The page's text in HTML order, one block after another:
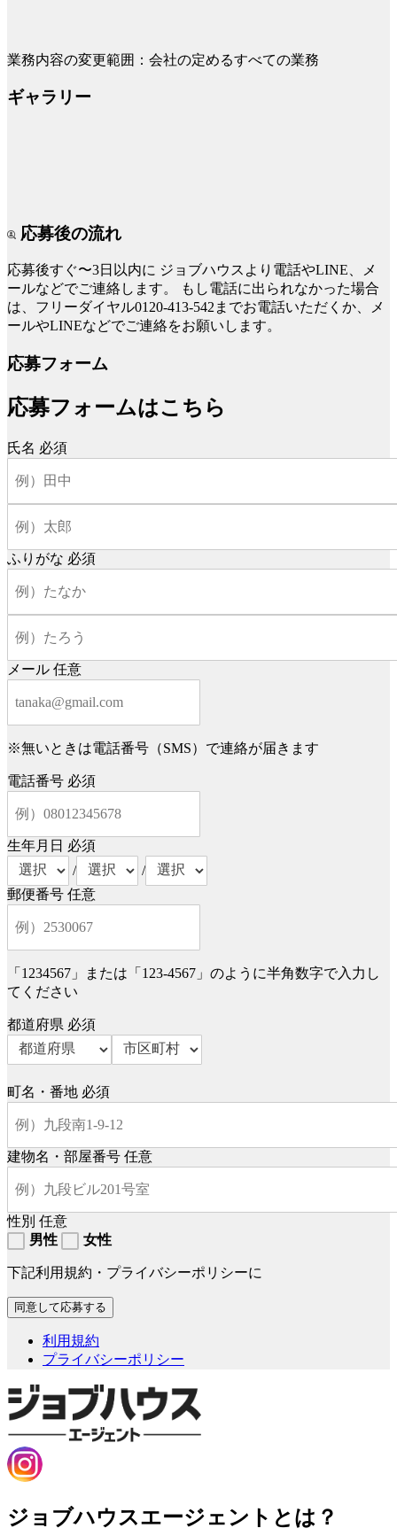
業務内容の変更範囲：会社の定めるすべての業務
ギャラリー
応募後の流れ
応募後すぐ〜3日以内に ジョブハウスより電話やLINE、メ
ールなどでご連絡します。
もし電話に出られなかった場合
は、フリーダイヤル0120-413-542までお電話いただくか、メ
ールやLINEなどでご連絡をお願いします。
応募フォーム
応募フォームはこちら
氏名 必須
ふりがな 必須
メール 任意
※無いときは電話番号（SMS）で連絡が届きます
電話番号 必須
生年月日 必須
/
/
郵便番号 任意
「1234567」または「123-4567」のように半角数字で入力し
てください
都道府県 必須
町名・番地 必須
建物名・部屋番号 任意
性別 任意
男性
女性
下記利用規約・プライバシーポリシーに
利用規約
プライバシーポリシー
ジョブハウスエージェントとは？